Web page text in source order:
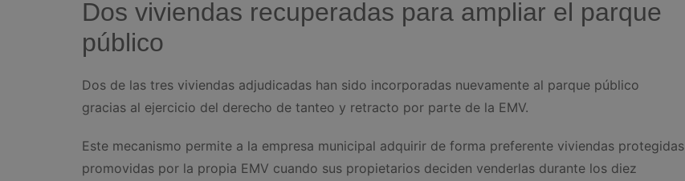
Dos viviendas recuperadas para ampliar el parque
público
Dos de las tres viviendas adjudicadas han sido incorporadas nuevamente al parque público
gracias al ejercicio del derecho de tanteo y retracto por parte de la EMV.
Este mecanismo permite a la empresa municipal adquirir de forma preferente viviendas protegidas
promovidas por la propia EMV cuando sus propietarios deciden venderlas durante los diez